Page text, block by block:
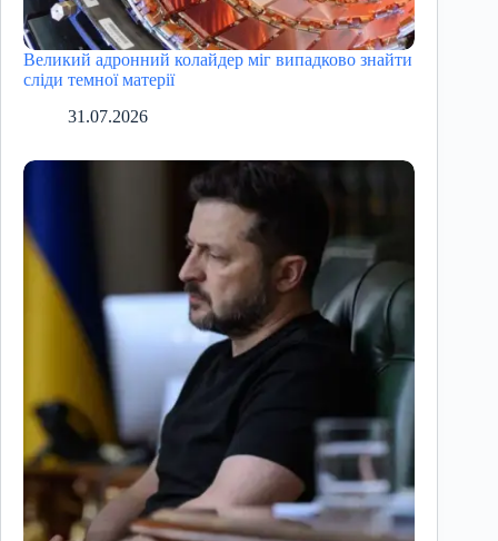
Великий адронний колайдер міг випадково знайти
сліди темної матерії
31.07.2026